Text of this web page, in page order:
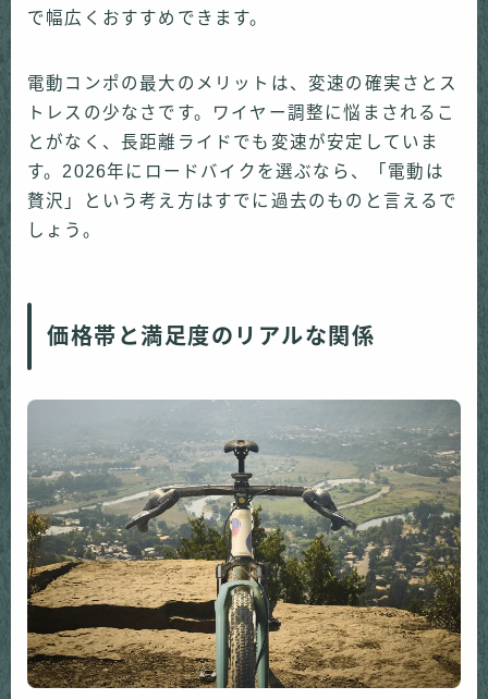
で幅広くおすすめできます。
電動コンポの最大のメリットは、変速の確実さとス
トレスの少なさです。ワイヤー調整に悩まされるこ
とがなく、長距離ライドでも変速が安定していま
す。2026年にロードバイクを選ぶなら、「電動は
贅沢」という考え方はすでに過去のものと言えるで
しょう。
価格帯と満足度のリアルな関係